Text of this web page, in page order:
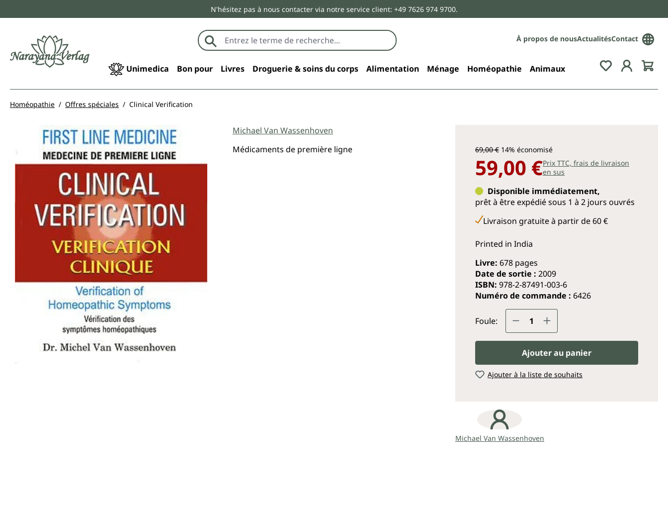
N'hésitez pas à nous contacter via notre service client: +49 7626 974 9700.
À propos de nousActualitésContact
Unimedica Bon pour Livres Droguerie & soins du corps Alimentation Ménage Homéopathie Animaux
Homéopathie Offres spéciales Clinical Verification
Ignorer la galerie d'images
Michael Van Wassenhoven
Médicaments de première ligne
69,00 € 14% économisé
59,00 €Prix TTC, frais de livraison
en sus
Disponible immédiatement,
prêt à être expédié sous 1 à 2 jours ouvrés
Livraison gratuite à partir de 60 €
Printed in India
Livre: 678 pages
Date de sortie : 2009
ISBN: 978-2-87491-003-6
Numéro de commande : 6426
Foule: Quantité de produit :
Ajouter au panier
Ajouter à la liste de souhaits
Michael Van Wassenhoven